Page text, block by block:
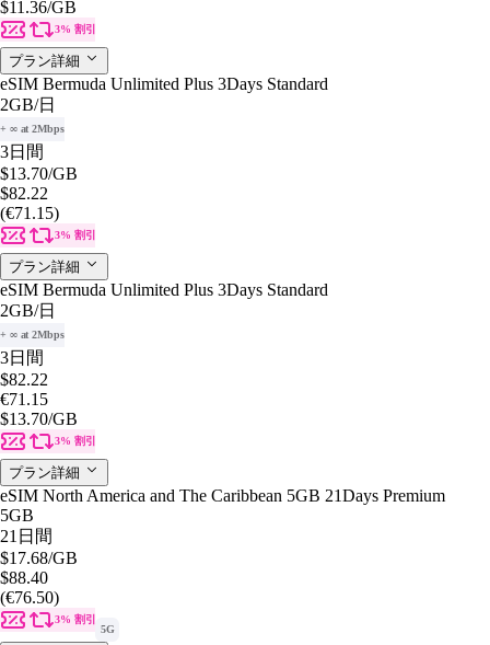
$11.36/GB
3% 割引
プラン詳細
eSIM Bermuda Unlimited Plus 3Days Standard
2GB/日
+ ∞ at 2Mbps
3日間
$13.70/GB
$82.22
(€71.15)
3% 割引
プラン詳細
eSIM Bermuda Unlimited Plus 3Days Standard
2GB/日
+ ∞ at 2Mbps
3日間
$82.22
€71.15
$13.70/GB
3% 割引
プラン詳細
eSIM North America and The Caribbean 5GB 21Days Premium
5GB
21日間
$17.68/GB
$88.40
(€76.50)
3% 割引
5G